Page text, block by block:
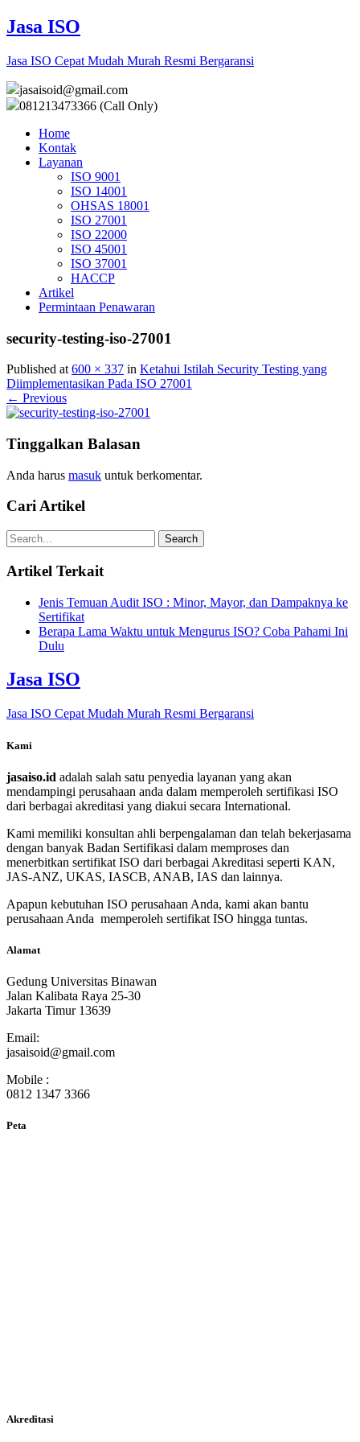
Jasa ISO
Jasa ISO Cepat Mudah Murah Resmi Bergaransi
jasaisoid@gmail.com
081213473366 (Call Only)
Home
Kontak
Layanan
ISO 9001
ISO 14001
OHSAS 18001
ISO 27001
ISO 22000
ISO 45001
ISO 37001
HACCP
Artikel
Permintaan Penawaran
security-testing-iso-27001
Published at 600 × 337 in Ketahui Istilah Security Testing yang
Diimplementasikan Pada ISO 27001
← Previous
Tinggalkan Balasan
Anda harus masuk untuk berkomentar.
Cari Artikel
Artikel Terkait
Jenis Temuan Audit ISO : Minor, Mayor, dan Dampaknya ke
Sertifikat
Berapa Lama Waktu untuk Mengurus ISO? Coba Pahami Ini
Dulu
Jasa ISO
Jasa ISO Cepat Mudah Murah Resmi Bergaransi
Kami
jasaiso.id adalah salah satu penyedia layanan yang akan
mendampingi perusahaan anda dalam memperoleh sertifikasi ISO
dari berbagai akreditasi yang diakui secara International.
Kami memiliki konsultan ahli berpengalaman dan telah bekerjasama
dengan banyak Badan Sertifikasi dalam memproses dan
menerbitkan sertifikat ISO dari berbagai Akreditasi seperti KAN,
JAS-ANZ, UKAS, IASCB, ANAB, IAS dan lainnya.
Apapun kebutuhan ISO perusahaan Anda, kami akan bantu
perusahaan Anda memperoleh sertifikat ISO hingga tuntas.
Alamat
Gedung Universitas Binawan
Jalan Kalibata Raya 25-30
Jakarta Timur 13639
Email:
jasaisoid@gmail.com
Mobile :
0812 1347 3366
Peta
Akreditasi